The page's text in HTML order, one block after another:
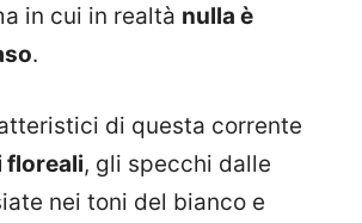
in cui in realtà nulla è
.
di questa corrente
floreali, gli specchi dalle
nei toni del bianco e